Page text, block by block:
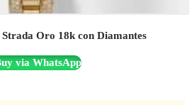
Oro 18k con Diamantes
via WhatsApp